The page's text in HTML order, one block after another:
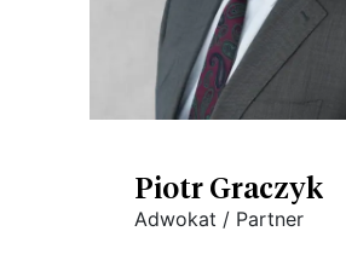
Piotr Graczyk
Adwokat / Partner